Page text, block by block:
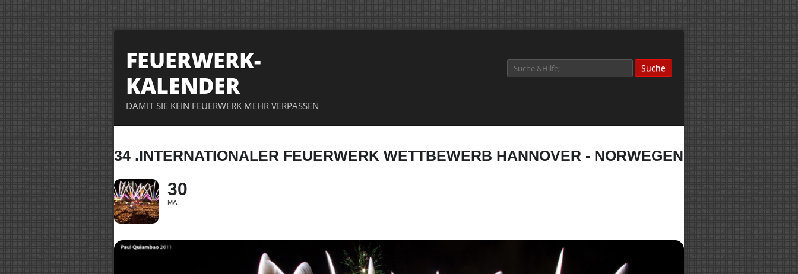
FEUERWERK-
KALENDER
DAMIT SIE KEIN FEUERWERK MEHR VERPASSEN
Suche
34 .INTERNATIONALER FEUERWERK WETTBEWERB HANNOVER - NORWEGEN
30
MAI